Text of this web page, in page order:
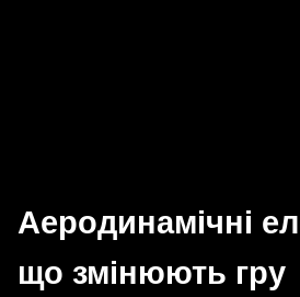
Аеродинамічні
що змінюють гру